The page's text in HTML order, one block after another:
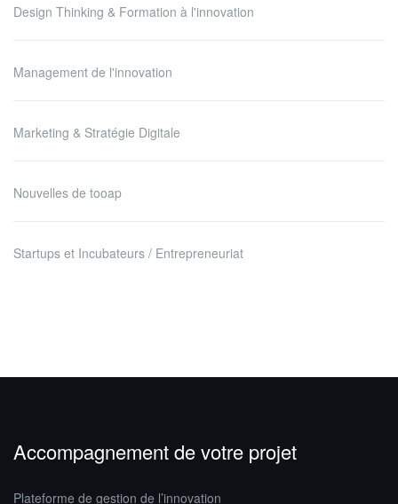
Design Thinking & Formation à l'innovation
Management de l'innovation
Marketing & Stratégie Digitale
Nouvelles de tooap
Startups et Incubateurs / Entrepreneuriat
Accompagnement de votre projet
Plateforme de gestion de l’innovation